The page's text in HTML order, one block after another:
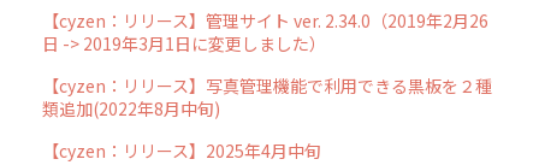
【cyzen：リリース】管理サイト ver. 2.34.0（2019年2月26
日 -> 2019年3月1日に変更しました）
【cyzen：リリース】写真管理機能で利用できる黒板を２種
類追加(2022年8月中旬)
【cyzen：リリース】2025年4月中旬